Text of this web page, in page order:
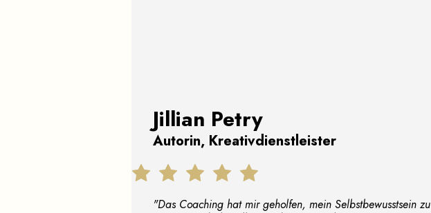
Jillian Petry
Autorin, Kreativdienstleister
"Das Coaching hat mir geholfen, mein Selbstbewusstsein zu